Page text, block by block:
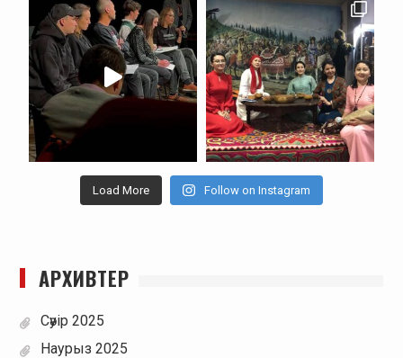
Load More Follow on Instagram
АРХИВТЕР
Сәуір 2025
Наурыз 2025